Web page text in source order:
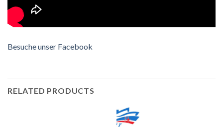
Besuche unser Facebook
RELATED PRODUCTS